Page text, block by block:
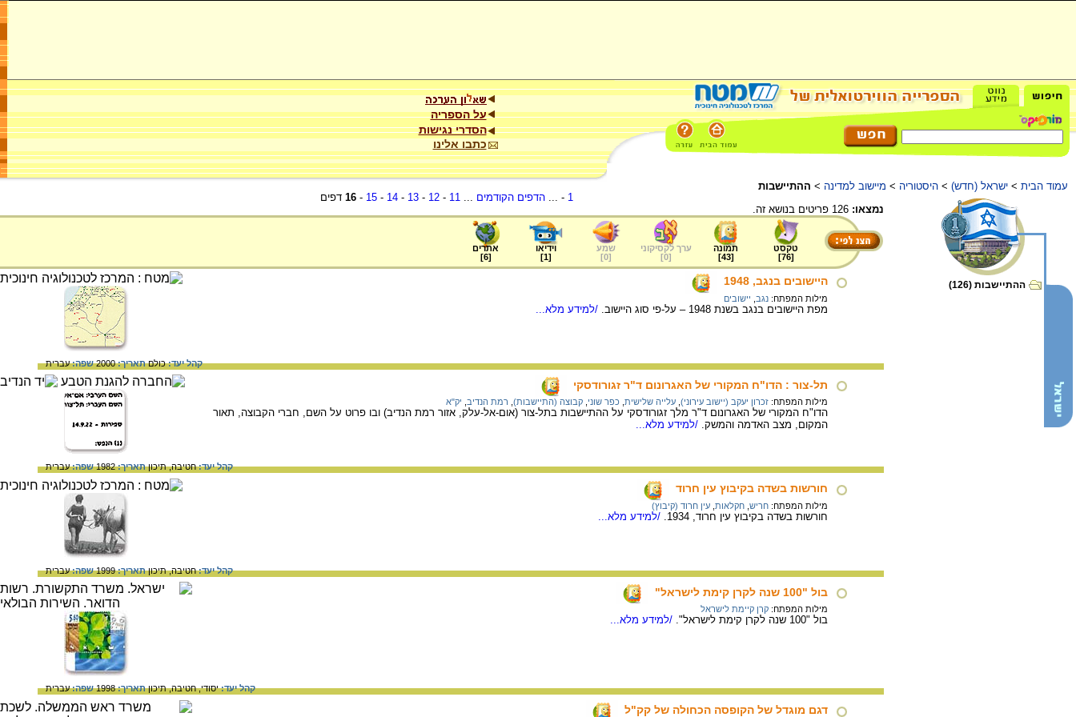
על הספריה
הסדרי נגישות
כתבו אלינו
עמוד הבית > ישראל (חדש) > היסטוריה > מיישוב למדינה > ההתיישבות
ההתיישבות (126)
1
- ... הדפים הקודמים ...
11
-
12
-
13
-
14
-
15
-
16 דפים
נמצאו:
טקסט
[
76
]
תמונה
[
43
]
ערך לקסיקוני
[
0
]
שמע
[
0
]
וידיאו
[
1
]
אתרים
[
6
]
היישובים בנגב, 1948
מילות המפתח: נגב יישובים
מפת היישובים בנגב בשנת 1948 – על-פי סוג היישוב. /למידע מלא...
קהל יעד:כולםתאריך:2000 שפה:עברית
תל-צור : הדו"ח המקורי של האגרונום ד"ר זגורודסקי
מילות המפתח: זכרון יעקב (יישוב עירוני) עלייה שלישית כפר שוני קבוצה (התיישבות) רמת הנדיב יק"א
הדו"ח המקורי של האגרונום ד"ר מלך זגורודסקי על ההתיישבות בתל-צור (אום-אל-עלק, אזור רמת הנדיב) ובו פרוט על השם, חברי הקבוצה, תאור
המקום, מצב האדמה והמשק. /למידע מלא...
קהל יעד:חטיבה,תיכוןתאריך:1982 שפה:עברית
חורשות בשדה בקיבוץ עין חרוד
מילות המפתח: חריש חקלאות עין חרוד (קיבוץ)
חורשות בשדה בקיבוץ עין חרוד, 1934. /למידע מלא...
קהל יעד:חטיבה,תיכוןתאריך:1999 שפה:עברית
בול "100 שנה לקרן קימת לישראל"
מילות המפתח: קרן קיימת לישראל
בול "100 שנה לקרן קימת לישראל". /למידע מלא...
קהל יעד:יסודי,חטיבה,תיכוןתאריך:1998 שפה:עברית
דגם מוגדל של הקופסה הכחולה של קק"ל